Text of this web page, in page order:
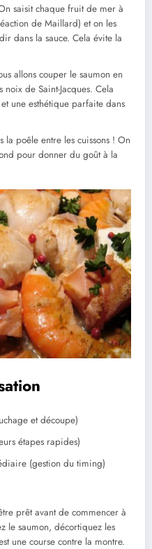
saisit chaque fruit de mer à
de Maillard) et on les
dans la sauce. Cela évite la
allons couper le saumon en
de Saint-Jacques. Cela
une esthétique parfaite dans
la poêle entre les cuissons ! On
pour donner du goût à la
et découpe)
étapes rapides)
(gestion du timing)
prêt avant de commencer à
le saumon, décortiquez les
une course contre la montre.